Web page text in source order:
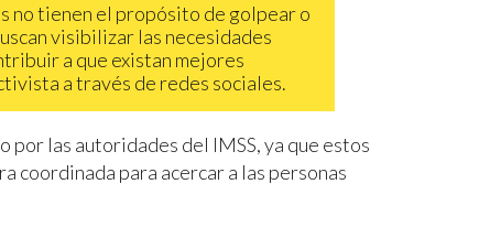
no tienen el propósito de golpear o
visibilizar las necesidades
a que existan mejores
a través de redes sociales.
las autoridades del IMSS, ya que estos
coordinada para acercar a las personas